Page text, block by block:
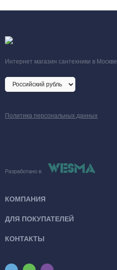
Интернет магазин сантехники в Москве
Политика персональных данных
Разработано в
КОМПАНИЯ
ДЛЯ ПОКУПАТЕЛЕЙ
КОНТАКТЫ